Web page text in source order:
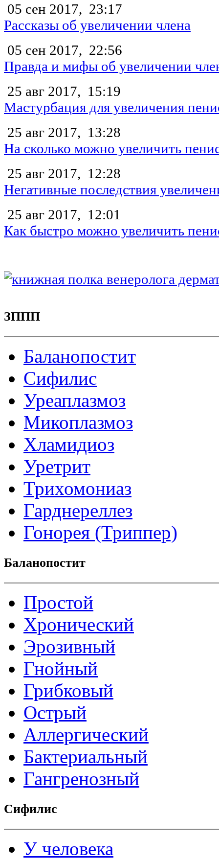
05 сен 2017, 23:17
Рассказы об увеличении члена
05 сен 2017, 22:56
Правда и мифы об увеличении
25 авг 2017, 15:19
Мастурбация для увеличения
25 авг 2017, 13:28
На сколько можно увеличить
25 авг 2017, 12:28
Негативные последствия
25 авг 2017, 12:01
Как быстро можно увеличить
ЗППП
Баланопостит
Сифилис
Уреаплазмоз
Микоплазмоз
Хламидиоз
Уретрит
Трихомониаз
Гарднереллез
Гонорея (Триппер)
Баланопостит
Простой
Хронический
Эрозивный
Гнойный
Грибковый
Острый
Аллергический
Бактериальный
Гангренозный
Сифилис
У человека